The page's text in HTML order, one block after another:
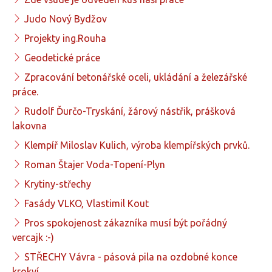
Judo Nový Bydžov
Projekty ing.Rouha
Geodetické práce
Zpracování betonářské oceli, ukládání a železářské
práce.
Rudolf Ďurčo-Tryskání, žárový nástřik, prášková
lakovna
Klempíř Miloslav Kulich, výroba klempířských prvků.
Roman Štajer Voda-Topení-Plyn
Krytiny-střechy
Fasády VLKO, Vlastimil Kout
Pros spokojenost zákazníka musí být pořádný
vercajk :-)
STŘECHY Vávra - pásová pila na ozdobné konce